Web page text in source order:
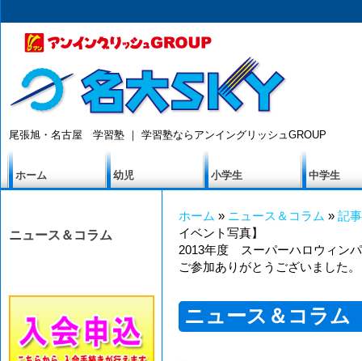
尾張旭・名古屋 学習塾 ｜ 学習塾ならアンイングリッシュGROUP
ホーム 幼児 小学生 中学生
ニュース＆コラム
ホーム » ニュース＆コラム » 記
イベント写真】
2013年度 スーパーハロウィン
ご参加ありがとうございました。
ニュース＆コラム